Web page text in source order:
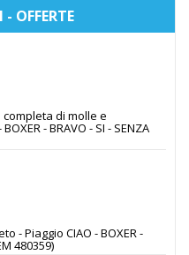
OFFERTE
di molle e
- BRAVO - SI - SENZA
- Piaggio CIAO - BOXER -
480359)